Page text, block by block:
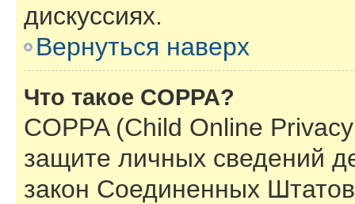
дискуссиях.
Вернуться наверх
Что такое COPPA?
COPPA (Child Online
защите личных сведений
закон Соединенных